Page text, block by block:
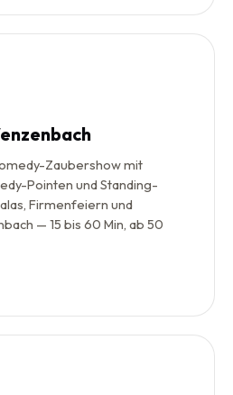
Zaubershow mit
Pointen und Standing-
Firmenfeiern und
— 15 bis 60 Min, ab 50